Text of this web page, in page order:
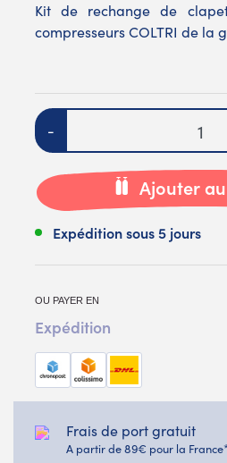
Kit de rechange de
compresseurs COLTRI de la
Quantité
-
Ajouter
Expédition sous 5 jours
OU PAYER EN
Expédition
Frais de port gratuit
A partir de 89€ pour la